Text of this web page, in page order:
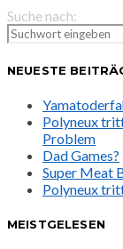
Suche nach:
NEUESTE
Polyneux
Problem
Dad Games?
Super Meat
Polyneux
MEISTGELESEN